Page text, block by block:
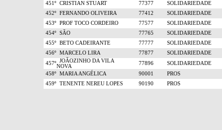
451º CRISTIAN STUART 77377
SOLIDARIEDADE
452º FERNANDO OLIVEIRA 77412
SOLIDARIEDADE
453º PROF TOCO CORDEIRO 77577
SOLIDARIEDADE
454º SÃO 77765
SOLIDARIEDADE
455º BETO CADEIRANTE 77777
SOLIDARIEDADE
456º MARCELO LIRA 77877
SOLIDARIEDADE
457º JOÃOZINHO DA VILA
NOVA
77896
SOLIDARIEDADE
458º MARIA ANGÉLICA 90001
PROS
459º TENENTE NEREU LOPES 90190 PROS